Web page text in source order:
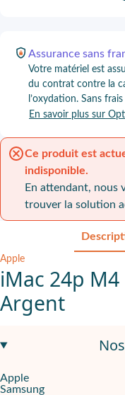
Assurance sans
Votre matériel est
du contrat contre la
l’oxydation. Sans
En savoir plus sur
Ce produit est
indisponible.
En attendant, nous
trouver la solution
Apple
iMac 24p M4
Argent
Écran
Retina 24" 4,5K
Apple
Samsung